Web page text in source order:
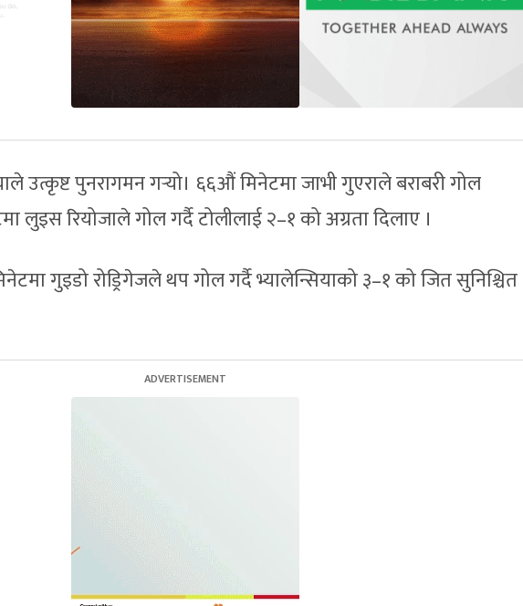
उत्कृष्ट पुनरागमन गर्‍यो। ६६औं मिनेटमा जाभी गुएराले बराबरी गोल
लुइस रियोजाले गोल गर्दै टोलीलाई २–१ को अग्रता दिलाए ।
गुइडो रोड्रिगेजले थप गोल गर्दै भ्यालेन्सियाको ३–१ को जित सुनिश्चित